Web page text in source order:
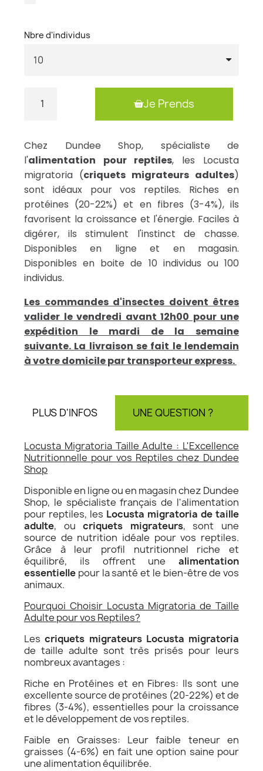
Nbre d'individus
Je Prends
Chez Dundee Shop, spécialiste de
l'alimentation pour reptiles, les Locusta
migratoria (criquets migrateurs adultes)
sont idéaux pour vos reptiles. Riches en
protéines (20-22%) et en fibres (3-4%), ils
favorisent la croissance et l'énergie. Faciles à
digérer, ils stimulent l'instinct de chasse.
Disponibles en ligne et en magasin.
Disponibles en boite de 10 individus ou 100
individus.
Les commandes d'insectes doivent êtres
valider le vendredi avant 12h00 pour une
expédition le mardi de la semaine
suivante. La livraison se fait le lendemain
à votre domicile par transporteur express.
PLUS D'INFOS UNE QUESTION ?
Locusta Migratoria Taille Adulte : L'Excellence
Nutritionnelle pour vos Reptiles chez Dundee
Shop
Disponible en ligne ou en magasin chez Dundee
Shop, le spécialiste français de l'alimentation
pour reptiles, les Locusta migratoria de taille
adulte, oucriquets migrateurs, sont une
source de nutrition idéale pour vos reptiles.
Grâce à leur profil nutritionnel riche et
équilibré, ils offrent une alimentation
essentielle pour la santé et le bien-être de vos
animaux.
Pourquoi Choisir Locusta Migratoria de Taille
Adulte pour vos Reptiles?
Lescriquets migrateurs Locusta migratoria
de taille adulte sont très prisés pour leurs
nombreux avantages :
Riche en Protéines et en Fibres: Ils sont une
excellente source de protéines (20-22%) et de
fibres (3-4%), essentielles pour la croissance
et le développement de vos reptiles.
Faible en Graisses: Leur faible teneur en
graisses (4-6%) en fait une option saine pour
une alimentation équilibrée.